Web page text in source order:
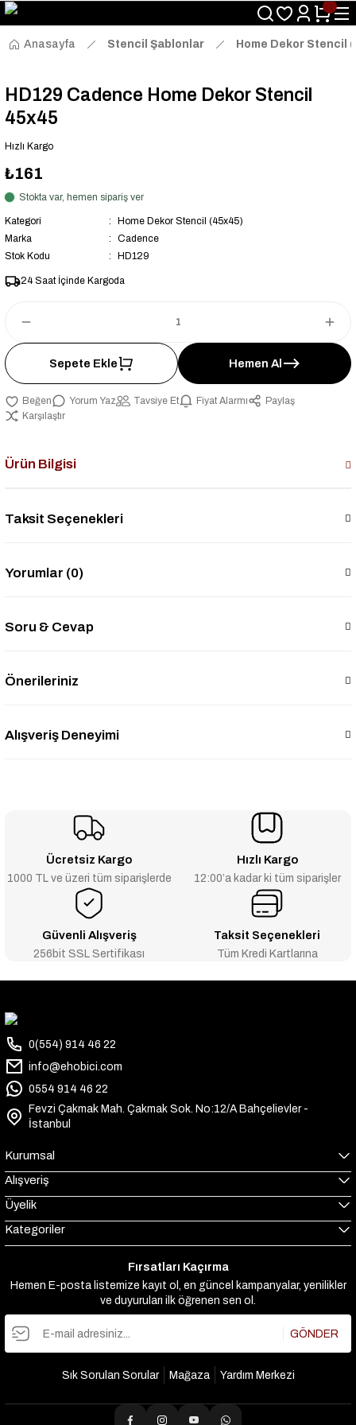
Size Özel "HG10" Kodu ile Sepette Hemen %10 İndirim Fırsatını
Kaçırmayın!
Anasayfa
Stencil Şablonlar Home Dekor Stencil
HD129 Cadence Home Dekor Stencil
45x45
Hızlı Kargo
₺161
Stokta var, hemen sipariş ver
Kategori
Home Dekor Stencil (45x45)
Marka
Cadence
Stok Kodu
HD129
24 Saat İçinde Kargoda
Sepete Ekle Hemen Al
Yorum Yaz Tavsiye Et Fiyat Alarmı
Paylaş
Karşılaştır
Ürün Bilgisi
Taksit Seçenekleri
Yorumlar (0)
Soru & Cevap
Önerileriniz
Alışveriş Deneyimi
Ücretsiz Kargo
1000 TL ve üzeri tüm siparişlerde
Hızlı Kargo
12:00’a kadar ki tüm siparişler
Güvenli Alışveriş
256bit SSL Sertifikası
Taksit Seçenekleri
Tüm Kredi Kartlarına
0(554) 914 46 22
info@ehobici.com
0554 914 46 22
Fevzi Çakmak Mah. Çakmak Sok. No:12/A Bahçelievler -
İstanbul
Kurumsal
Alışveriş
Üyelik
Kategoriler
Fırsatları Kaçırma
Hemen E-posta listemize kayıt ol, en güncel kampanyalar, yenilikler
ve duyuruları ilk öğrenen sen ol.
GÖNDER
Sık Sorulan Sorular Mağaza Yardım Merkezi